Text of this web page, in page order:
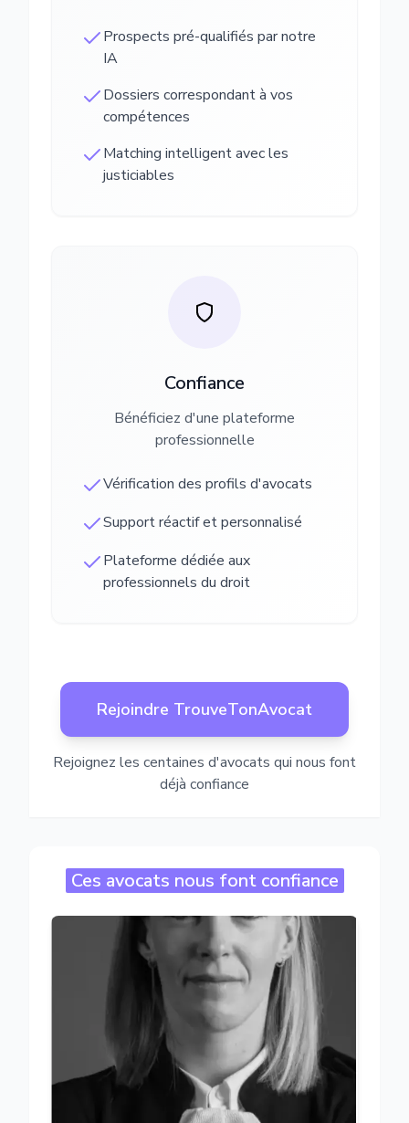
Prospects pré-qualifiés par notre
IA
Dossiers correspondant à vos
compétences
Matching intelligent avec les
justiciables
Confiance
Bénéficiez d'une plateforme
professionnelle
Vérification des profils d'avocats
Support réactif et personnalisé
Plateforme dédiée aux
professionnels du droit
Rejoindre TrouveTonAvocat
Rejoignez les centaines d'avocats qui nous font
déjà confiance
Ces avocats nous font confiance